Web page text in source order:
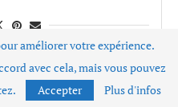
améliorer votre expérience.
avec cela, mais vous pouvez
Accepter Plus d'infos